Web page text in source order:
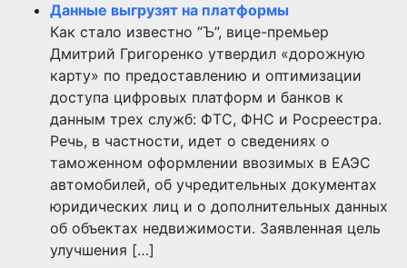
Данные выгрузят на платформы
Как стало известно “Ъ”, вице-премьер
Дмитрий Григоренко утвердил «дорожную
карту» по предоставлению и оптимизации
доступа цифровых платформ и банков к
данным трех служб: ФТС, ФНС и Росреестра.
Речь, в частности, идет о сведениях о
таможенном оформлении ввозимых в ЕАЭС
автомобилей, об учредительных документах
юридических лиц и о дополнительных данных
об объектах недвижимости. Заявленная цель
улучшения […]